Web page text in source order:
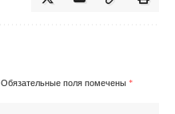
Обязательные поля помечены *